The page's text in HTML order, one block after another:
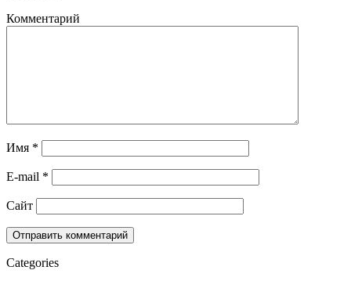
Комментарий
Имя *
E-mail *
Сайт
Categories